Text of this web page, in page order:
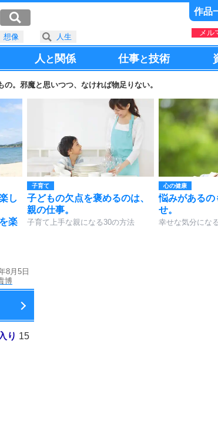
作品
メル
人と 関係 仕事と技術
。邪魔と思いつつ、なければ物足りない。
し
楽
子育て
子どもの欠点を褒めるのは、
親の仕事。
子育て上手な親になる30の方法
心の健康
悩みがあるの
せ。
幸せな気分にな
8月5日
博
想像 人生